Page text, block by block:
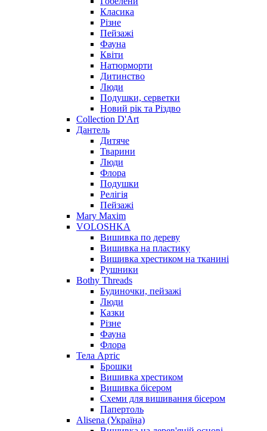
Класика
Різне
Пейзажі
Фауна
Квіти
Натюрморти
Дитинство
Люди
Подушки, серветки
Новий рік та Різдво
Collection D'Art
Дантель
Дитяче
Тварини
Люди
Флора
Подушки
Релігія
Пейзажі
Mary Maxim
VOLOSHKA
Вишивка по дереву
Вишивка на пластику
Вишивка хрестиком на тканині
Рушники
Bothy Threads
Будиночки, пейзажі
Люди
Казки
Різне
Фауна
Флора
Тела Артіс
Брошки
Вишивка хрестиком
Вишивка бісером
Схеми для вишивання бісером
Папертоль
Alisena (Україна)